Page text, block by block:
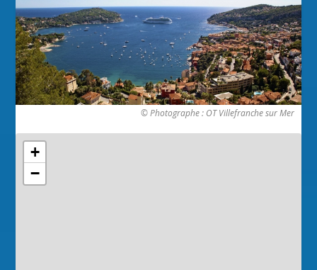
© Photographe : OT Villefranche sur Mer
+
−